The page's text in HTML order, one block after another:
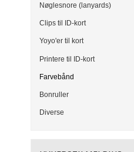
Nøglesnore (lanyards)
Clips til ID-kort
Yoyo'er til kort
Printere til ID-kort
Farvebånd
Bonruller
Diverse